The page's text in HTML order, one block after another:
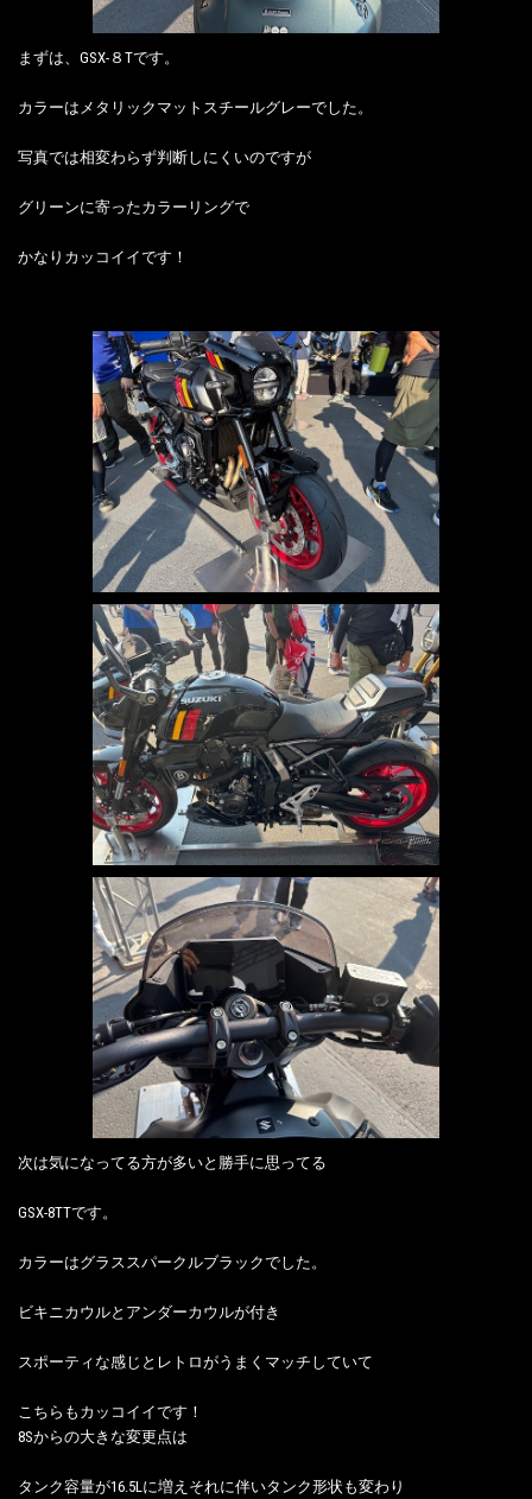
まずは、GSX-８Tです。
カラーはメタリックマットスチールグレーでした。
写真では相変わらず判断しにくいのですが
グリーンに寄ったカラーリングで
かなりカッコイイです！
次は気になってる方が多いと勝手に思ってる
GSX-8TTです。
カラーはグラススパークルブラックでした。
ビキニカウルとアンダーカウルが付き
スポーティな感じとレトロがうまくマッチしていて
こちらもカッコイイです！
8Sからの大きな変更点は
タンク容量が16.5Lに増えそれに伴いタンク形状も変わり